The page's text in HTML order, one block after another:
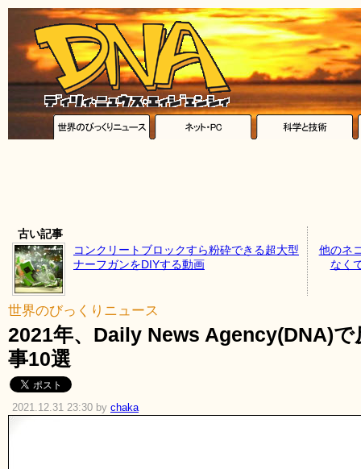
古い記事
コンクリートブロックすら粉砕できる超大型
ナーフガンをDIYする動画
他のネ
なく
世界のびっくりニュース
2021年、Daily News Agency(DNA)
事10選
2021.12.31 23:30 by chaka